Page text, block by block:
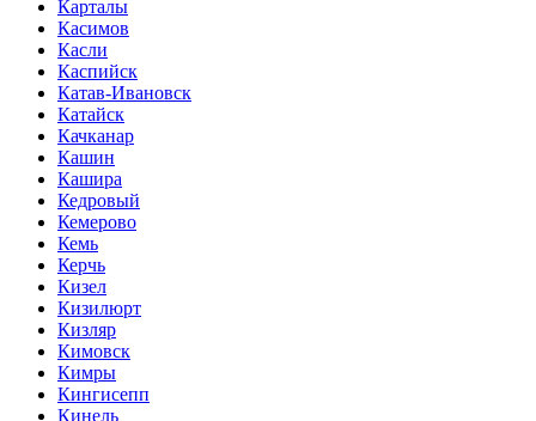
Карталы
Касимов
Касли
Каспийск
Катав-Ивановск
Катайск
Качканар
Кашин
Кашира
Кедровый
Кемерово
Кемь
Керчь
Кизел
Кизилюрт
Кизляр
Кимовск
Кимры
Кингисепп
Кинель